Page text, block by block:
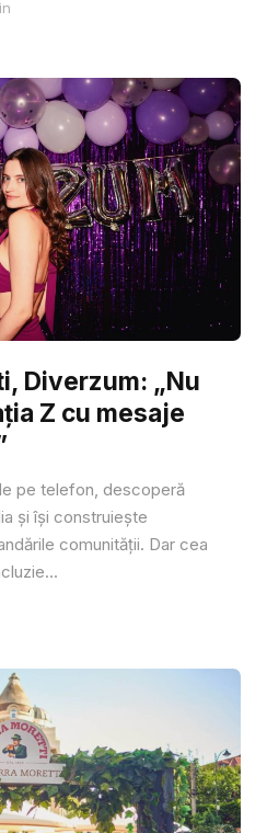
Diverzum: „Nu
Z cu mesaje
pe telefon, descoperă
și își construiește
comunității. Dar cea